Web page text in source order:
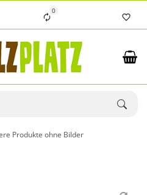
0
Produkte ohne Bilder